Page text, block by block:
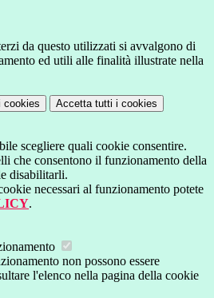
da questo utilizzati si avvalgono di
ed utili alle finalità illustrate nella
cookies Accetta tutti i cookies
scegliere quali cookie consentire.
che consentono il funzionamento della
disabilitarli.
necessari al funzionamento potete
.
non possono essere
l'elenco nella pagina della cookie